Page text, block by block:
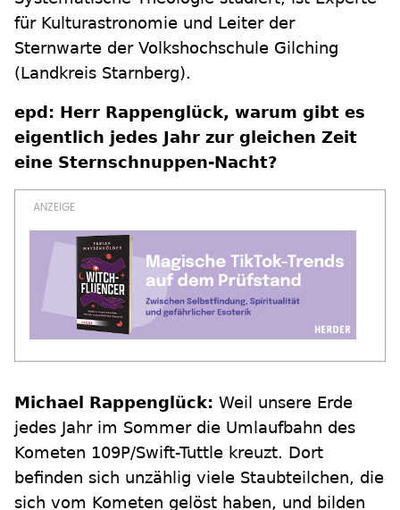
für Kulturastronomie und Leiter der
Sternwarte der Volkshochschule Gilching
(Landkreis Starnberg).
epd: Herr Rappenglück, warum gibt es
eigentlich jedes Jahr zur gleichen Zeit
eine Sternschnuppen-Nacht?
Michael Rappenglück: Weil unsere Erde
jedes Jahr im Sommer die Umlaufbahn des
Kometen 109P/Swift-Tuttle kreuzt. Dort
befinden sich unzählig viele Staubteilchen, die
sich vom Kometen gelöst haben, und bilden